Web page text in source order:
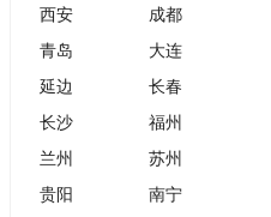
西安
成都
青岛
大连
延边
长春
长沙
福州
兰州
苏州
贵阳
南宁